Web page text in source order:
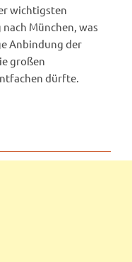
wichtigsten
München, was
Anbindung der
großen
dürfte.